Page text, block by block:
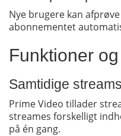
Nye brugere kan
abonnementet
Funktioner
Samtidige
Prime Video tillader
streames forskelligt
på én gang.